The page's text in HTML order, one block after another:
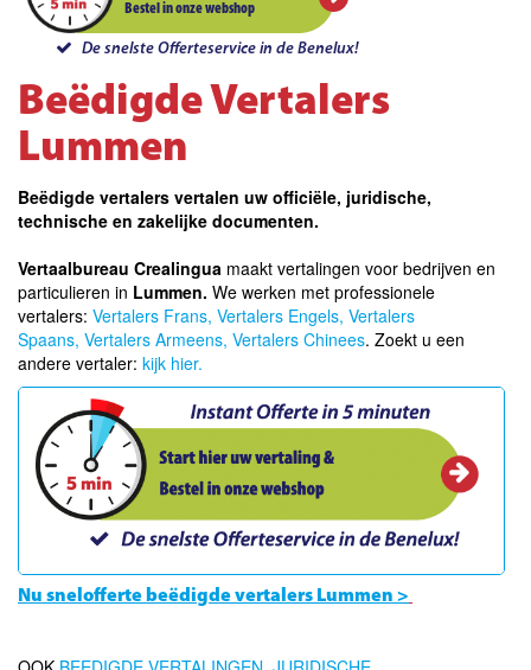
Bestel in onze webshop
De snelste Offerteservice in de Benelux!
Beëdigde Vertalers
Lummen
Beëdigde vertalers vertalen uw officiële, juridische,
technische en zakelijke documenten.
Vertaalbureau Crealingua maakt vertalingen voor bedrijven en
particulieren in Lummen. We werken met professionele
vertalers: Vertalers Frans, Vertalers Engels, Vertalers
Spaans, Vertalers Armeens, Vertalers Chinees. Zoekt u een
andere vertaler: kijk hier.
Nu snelofferte beëdigde vertalers Lummen >